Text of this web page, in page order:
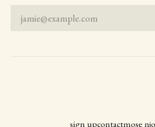
jamie@example.com
sign upcontactmose njo